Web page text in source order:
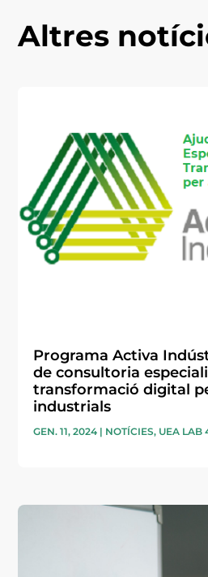
Altres
Programa Activa
de consultoria
transformació digital
industrials
GEN. 11, 2024 | NOTÍCIES, UEA LAB